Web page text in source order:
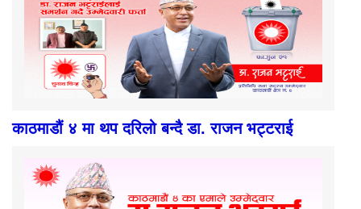
काठमाडौं ४ मा थप दरिलो बन्दै डा. राजन भट्टराई